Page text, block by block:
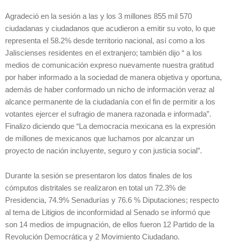
Agradeció en la sesión a las y los 3 millones 855 mil 570
ciudadanas y ciudadanos que acudieron a emitir su voto, lo que
representa el 58.2% desde territorio nacional, así como a los
Jaliscienses residentes en el extranjero; también dijo “ a los
medios de comunicación expreso nuevamente nuestra gratitud
por haber informado a la sociedad de manera objetiva y oportuna,
además de haber conformado un nicho de información veraz al
alcance permanente de la ciudadanía con el fin de permitir a los
votantes ejercer el sufragio de manera razonada e informada”.
Finalizo diciendo que “La democracia mexicana es la expresión
de millones de mexicanos que luchamos por alcanzar un
proyecto de nación incluyente, seguro y con justicia social”.
Durante la sesión se presentaron los datos finales de los
cómputos distritales se realizaron en total un 72.3% de
Presidencia, 74.9% Senadurías y 76.6 % Diputaciones; respecto
al tema de Litigios de inconformidad al Senado se informó que
son 14 medios de impugnación, de ellos fueron 12 Partido de la
Revolución Democrática y 2 Movimiento Ciudadano.